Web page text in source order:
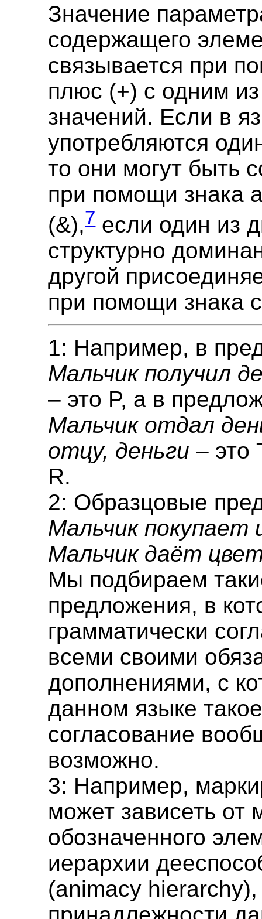
Значение
содержащего
связывается при
плюс (+) с одним
значений. Если в
употребляются
то они могут быть
при помощи знака
(&),7если один из
структурно
другой
при помощи знака
1: Например, в
Мальчик получил
– это P, а в
Мальчик отдал
отцу, деньги – это
R.
2: Образцовые
Мальчик покупает
Мальчик даёт
Мы подбираем
предложения, в
грамматически
всеми своими
дополнениями, с
данном языке
согласование
возможно.
3: Например,
может зависеть от
обозначенного
иерархии
(animacy